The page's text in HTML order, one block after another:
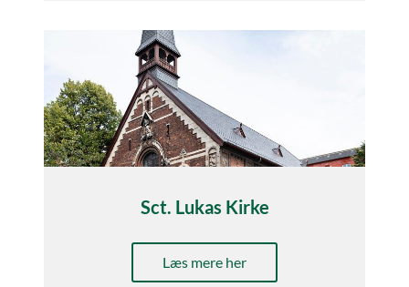
Sct. Lukas Kirke
Læs mere her